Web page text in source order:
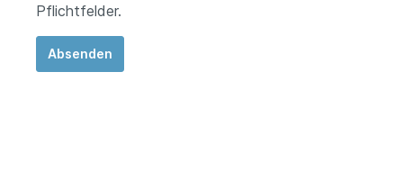
Pflichtfelder.
Absenden